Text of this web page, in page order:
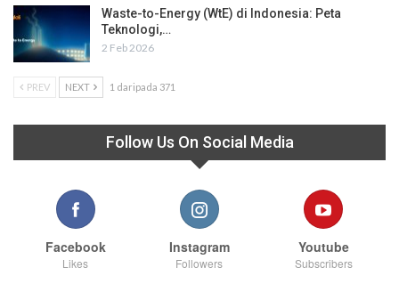
Waste-to-Energy (WtE) di Indonesia: Peta
Teknologi,…
2 Feb 2026
PREV NEXT 1 daripada 371
Follow Us On Social Media
Facebook
Likes
Instagram
Followers
Youtube
Subscribers